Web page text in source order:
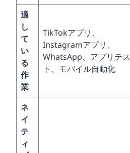
適
し
て
い
る
作
業
TikTokアプリ、
Instagramアプリ、
WhatsApp、アプリテス
ト、モバイル自動化
ネ
イ
テ
ィ